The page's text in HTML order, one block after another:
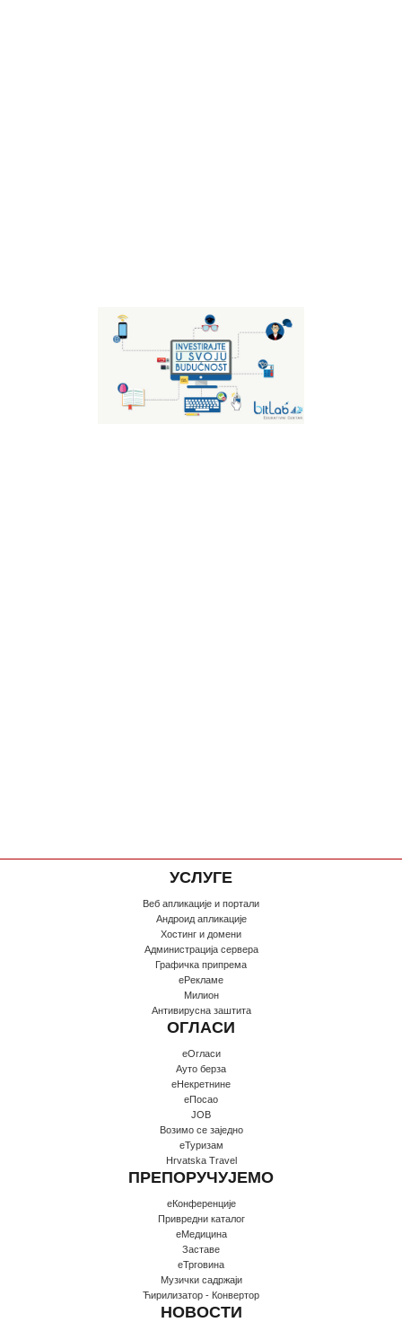
УСЛУГЕ
Веб апликације и портали
Андроид апликације
Хостинг и домени
Администрација сервера
Графичка припрема
еРекламе
Милион
Антивирусна заштита
ОГЛАСИ
еОгласи
Ауто берза
еНекретнине
еПосао
JOB
Возимо се заједно
еТуризам
Hrvatska Travel
ПРЕПОРУЧУЈЕМО
еКонференције
Привредни каталог
еМедицина
Заставе
еТрговина
Музички садржаји
Ћирилизатор - Конвертор
НОВОСТИ